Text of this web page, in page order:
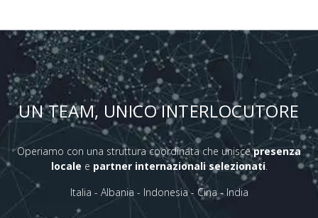
UN TEAM, UNICO INTERLOCUTORE
Operiamo con una struttura coordinata che uniscepresenza
locale e partner internazionali selezionati.
Italia - Albania - Indonesia - Cina - India